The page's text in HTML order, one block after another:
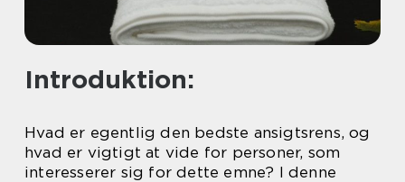
Introduktion:
Hvad er egentlig den bedste ansigtsrens, og
hvad er vigtigt at vide for personer, som
interesserer sig for dette emne? I denne